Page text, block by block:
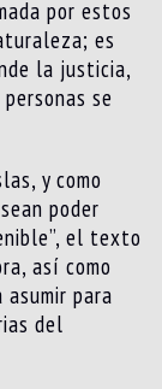
por estos
es
la justicia,
se
y como
poder
el texto
así como
para
del